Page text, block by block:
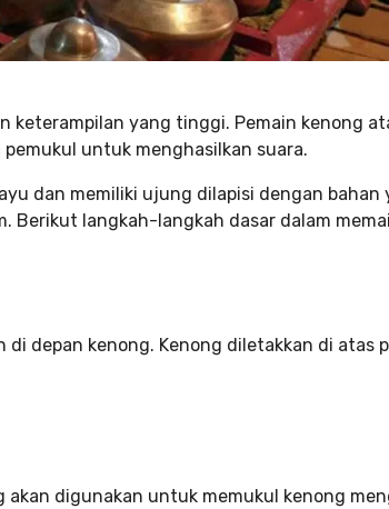
keterampilan yang tinggi. Pemain kenong
pemukul untuk menghasilkan suara.
dan memiliki ujung dilapisi dengan bahan
Berikut langkah-langkah dasar dalam
depan kenong. Kenong diletakkan di atas
digunakan untuk memukul kenong